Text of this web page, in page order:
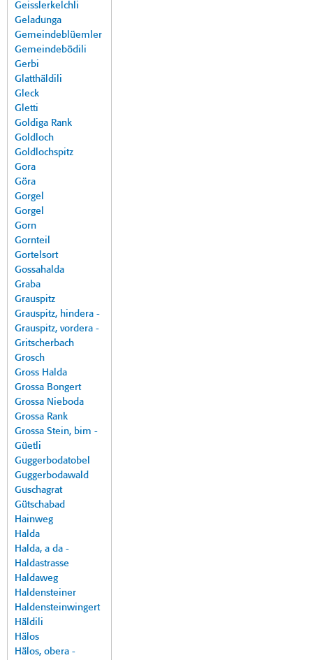
Geisslerkelchli
Geladunga
Gemeindeblüemler
Gemeindebödili
Gerbi
Glatthäldili
Gleck
Gletti
Goldiga Rank
Goldloch
Goldlochspitz
Gora
Göra
Gorgel
Gorgel
Gorn
Gornteil
Gortelsort
Gossahalda
Graba
Grauspitz
Grauspitz, hindera -
Grauspitz, vordera -
Gritscherbach
Grosch
Gross Halda
Grossa Bongert
Grossa Nieboda
Grossa Rank
Grossa Stein, bim -
Güetli
Guggerbodatobel
Guggerbodawald
Guschagrat
Gütschabad
Hainweg
Halda
Halda, a da -
Haldastrasse
Haldaweg
Haldensteiner
Haldensteinwingert
Häldili
Hälos
Hälos, obera -